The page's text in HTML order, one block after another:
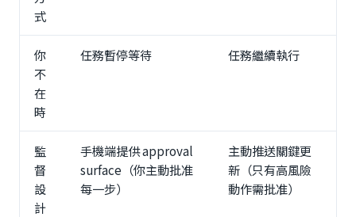
式
你
不
在
時
任務暫停等待 任務繼續執行
監
督
設
計
手機端提供 approval
surface（你主動批准
每一步）
主動推送關鍵更
新（只有高風險
動作需批准）